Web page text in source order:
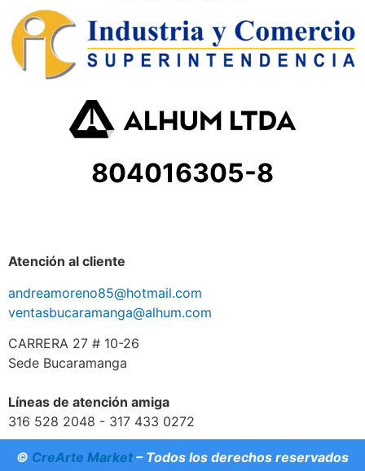
804016305-8
Atención al cliente
andreamoreno85@hotmail.com
ventasbucaramanga@alhum.com
CARRERA 27 # 10-26
Sede Bucaramanga
Líneas de atención amiga
316 528 2048 - 317 433 0272
© CreArte Market – Todos los derechos reservados